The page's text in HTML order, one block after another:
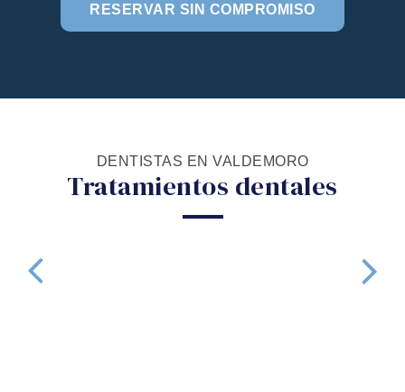
RESERVAR SIN COMPROMISO
DENTISTAS EN VALDEMORO
Tratamientos dentales